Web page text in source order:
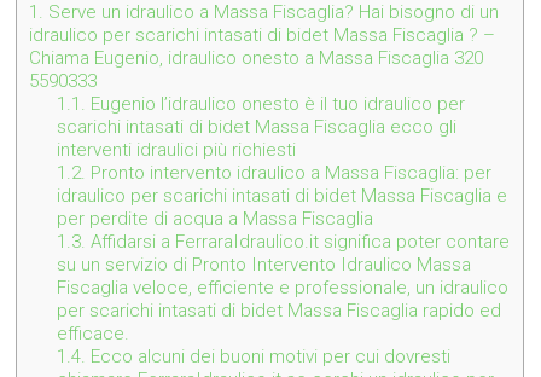
1. Serve un idraulico a Massa Fiscaglia? Hai bisogno di un
idraulico per scarichi intasati di bidet Massa Fiscaglia ? –
Chiama Eugenio, idraulico onesto a Massa Fiscaglia 320
5590333
1.1. Eugenio l’idraulico onesto è il tuo idraulico per
scarichi intasati di bidet Massa Fiscaglia ecco gli
interventi idraulici più richiesti
1.2. Pronto intervento idraulico a Massa Fiscaglia: per
idraulico per scarichi intasati di bidet Massa Fiscaglia e
per perdite di acqua a Massa Fiscaglia
1.3. Affidarsi a FerraraIdraulico.it significa poter contare
su un servizio di Pronto Intervento Idraulico Massa
Fiscaglia veloce, efficiente e professionale, un idraulico
per scarichi intasati di bidet Massa Fiscaglia rapido ed
efficace.
1.4. Ecco alcuni dei buoni motivi per cui dovresti